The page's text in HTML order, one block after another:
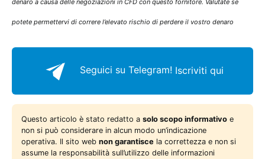
denaro a causa delle negoziazioni in CFD con questo fornitore. Valutate se
potete permettervi di correre l’elevato rischio di perdere il vostro denaro
Seguici su Telegram! Iscriviti qui
Questo articolo è stato redatto a solo scopo informativo e
non si può considerare in alcun modo un’indicazione
operativa. Il sito web non garantisce la correttezza e non si
assume la responsabilità sull’utilizzo delle informazioni